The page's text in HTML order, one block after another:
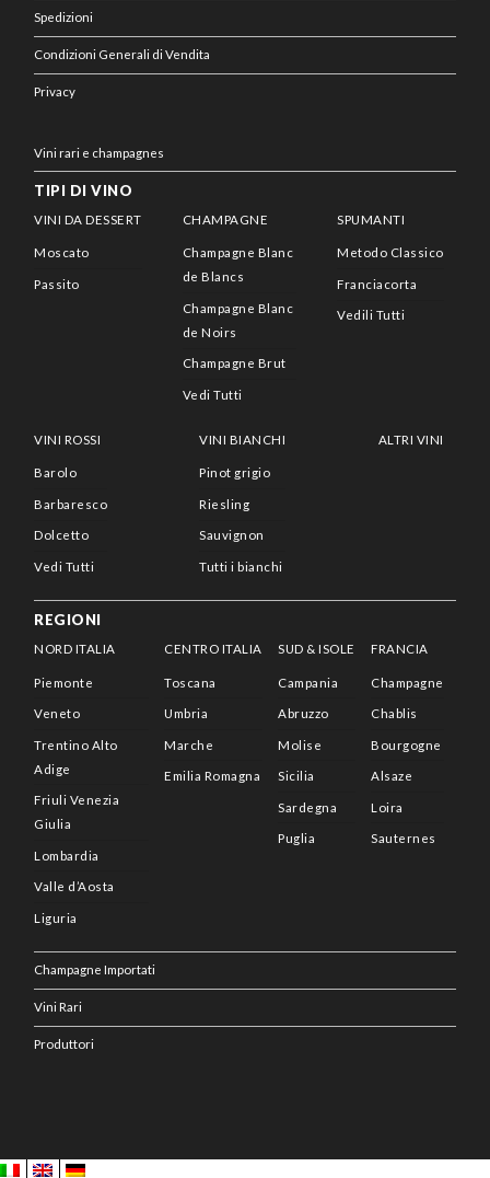
Spedizioni
Condizioni Generali di Vendita
Privacy
Vini rari e champagnes
TIPI DI VINO
VINI DA DESSERT
Moscato
Passito
CHAMPAGNE
Champagne Blanc
de Blancs
Champagne Blanc
de Noirs
Champagne Brut
Vedi Tutti
SPUMANTI
Metodo Classico
Franciacorta
Vedili Tutti
VINI ROSSI
Barolo
Barbaresco
Dolcetto
Vedi Tutti
VINI BIANCHI
Pinot grigio
Riesling
Sauvignon
Tutti i bianchi
ALTRI VINI
REGIONI
NORD ITALIA
Piemonte
Veneto
Trentino Alto
Adige
Friuli Venezia
Giulia
Lombardia
Valle d’Aosta
Liguria
CENTRO ITALIA
Toscana
Umbria
Marche
Emilia Romagna
SUD & ISOLE
Campania
Abruzzo
Molise
Sicilia
Sardegna
Puglia
FRANCIA
Champagne
Chablis
Bourgogne
Alsaze
Loira
Sauternes
Champagne Importati
Vini Rari
Produttori